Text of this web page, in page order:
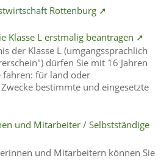
Rottenburg ➚
Klasse L erstmalig beantragen ➚
der Klasse L (umgangssprachlich
dürfen Sie mit 16 Jahren
fahren: für land oder
bestimmte und eingesetzte
und Mitarbeiter / Selbstständige
und Mitarbeitern können Sie